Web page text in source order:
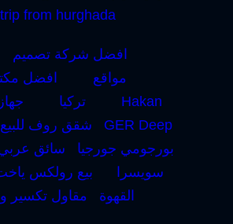
from hurghada
افضل شركة تصميم
مواقع
افضل
تركيا
Hakan
شقق روف للبيع
GER Deep
بورجومي جورجيا
سائق
سويسرا
بيع رولكس
القهوة
مقاول تكسير